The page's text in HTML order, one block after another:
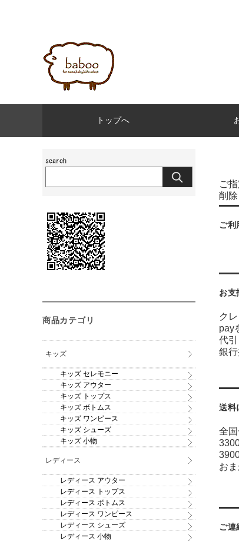
トップへ
ご
削
ご利
お支
ク
pay
代
銀
送料
全
お
ご連
商品カテゴリ
キッズ
キッズ セレモニー
キッズ アウター
キッズ トップス
キッズ ボトムス
キッズ ワンピース
キッズ シューズ
キッズ 小物
レディース
レディース アウター
レディース トップス
レディース ボトムス
レディース ワンピース
レディース シューズ
レディース 小物